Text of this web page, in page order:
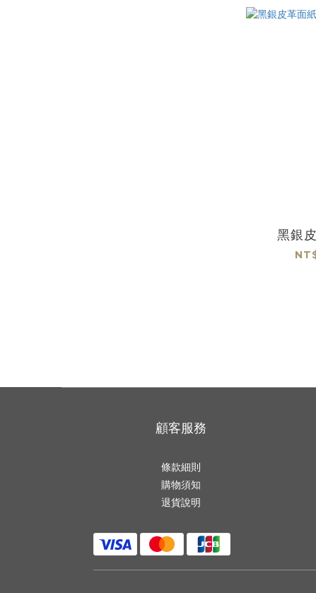
黑銀
顧客服務
條款細則
購物須知
退貨說明